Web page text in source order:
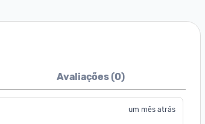
Avaliações (0)
um mês atrás